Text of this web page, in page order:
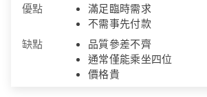
優點
滿足臨時需求
不需事先付款
缺點
品質參差不齊
通常僅能乘坐四位
價格貴